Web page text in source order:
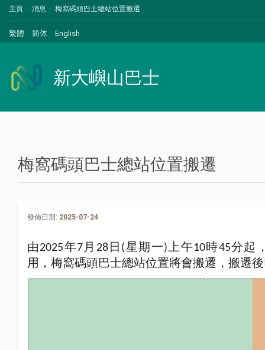
主頁 消息 梅窩碼頭巴士總站位置搬遷
繁體 简体 English
新大嶼山巴士
梅窩碼頭巴士總站位置搬遷
發佈日期: 2025-07-24
由2025年7月28日(星期一)上午10時45分起
用，梅窩碼頭巴士總站位置將會搬遷，搬遷